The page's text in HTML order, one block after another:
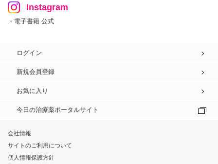
Instagram
・電子書籍 公式
ログイン
新規会員登録
お気に入り
今日の治療薬ポータルサイト
会社情報
サイトのご利用について
個人情報保護方針